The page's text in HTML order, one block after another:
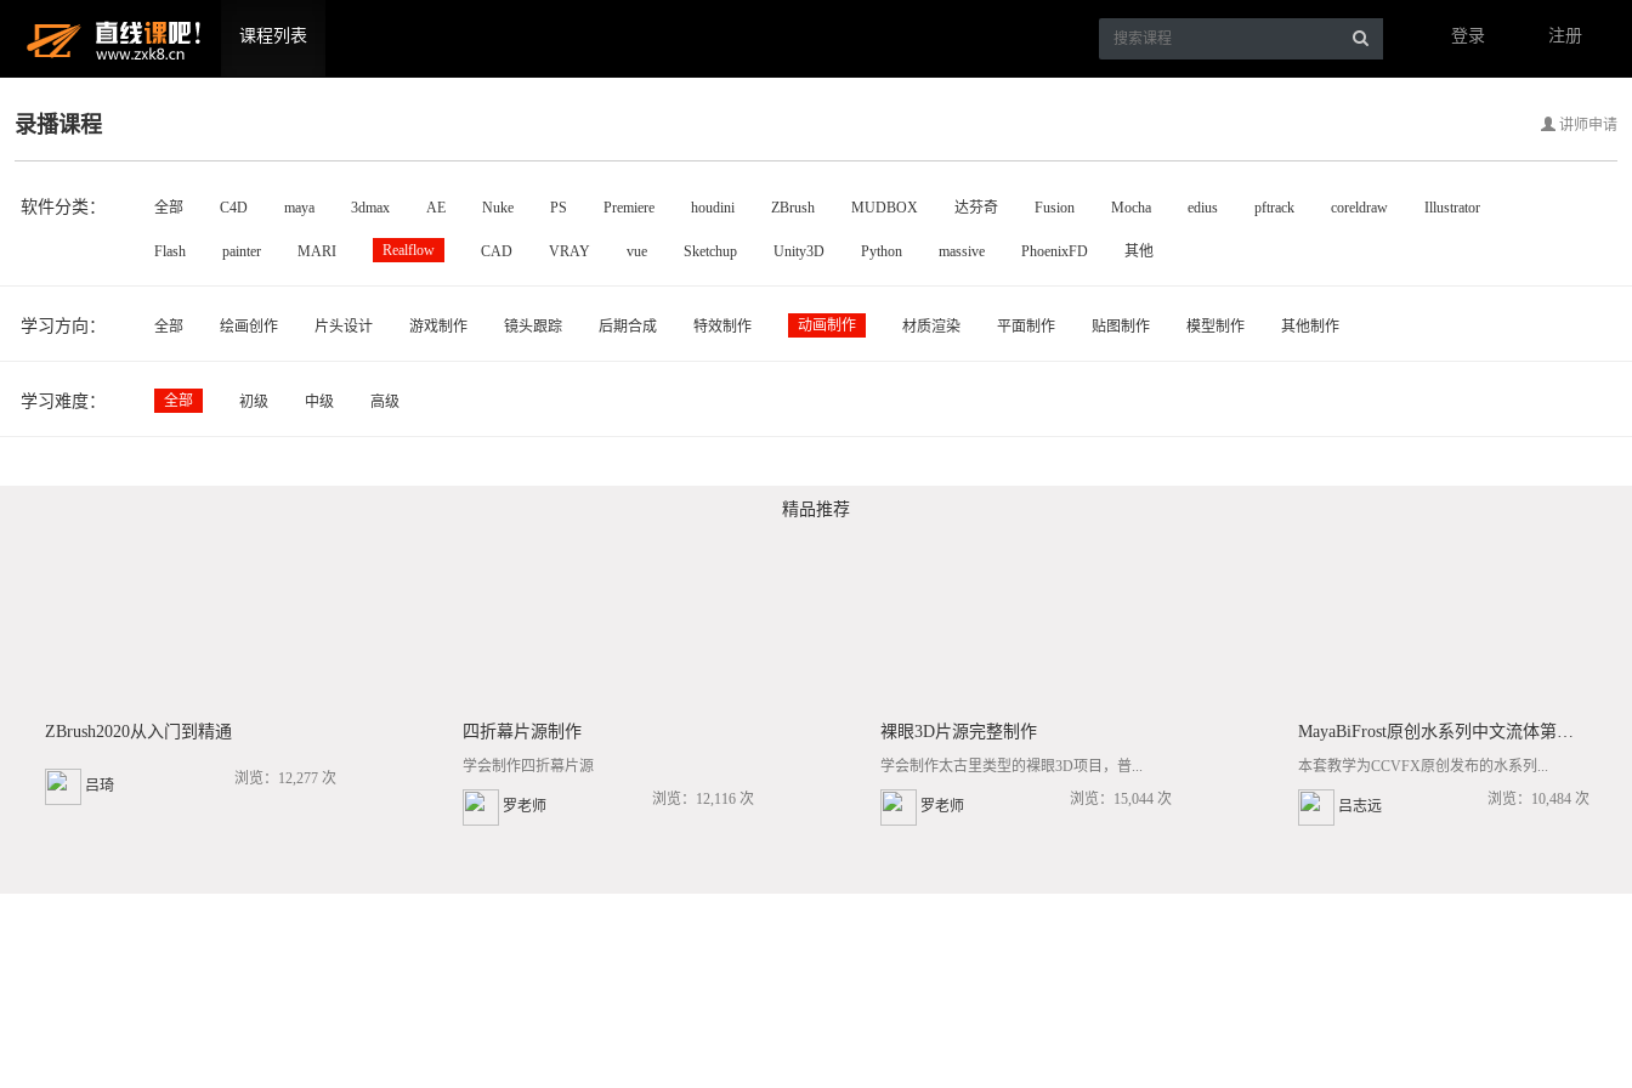
课程列表 登录 注册
录播课程 讲师申请
软件分类： 全部 C4D maya 3dmax AE Nuke PS Premiere houdini ZBrush MUDBOX 达芬奇 Fusion Mocha edius pftrack coreldraw Illustrator
Flash painter MARI Realflow CAD VRAY vue Sketchup Unity3D Python massive PhoenixFD 其他
学习方向： 全部 绘画创作 片头设计 游戏制作 镜头跟踪 后期合成 特效制作 动画制作 材质渲染 平面制作 贴图制作 模型制作 其他制作
学习难度： 全部 初级 中级 高级
精品推荐
ZBrush2020从入门到精通
吕琦 浏览：12,277 次
四折幕片源制作
学会制作四折幕片源
罗老师 浏览：12,116 次
裸眼3D片源完整制作
学会制作太古里类型的裸眼3D项目，普...
罗老师 浏览：15,044 次
MayaBiFrost原创水系列中文流体第三套BF基础/高阶案例全流程教学
本套教学为CCVFX原创发布的水系列...
吕志远 浏览：10,484 次